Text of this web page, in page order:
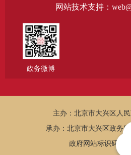
网站技术支持：
政务微博
主办：北京市大兴区人
承办：北京市大兴区政务服
政府网站标识码：